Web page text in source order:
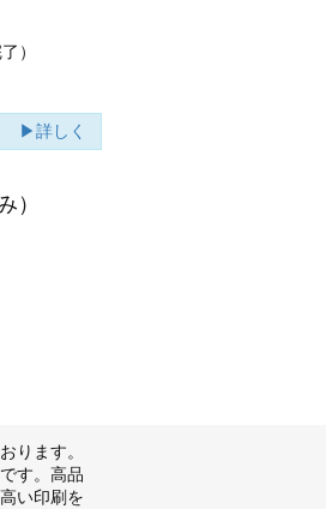
）
▶詳しく
）
ります。
す。高品
い印刷を